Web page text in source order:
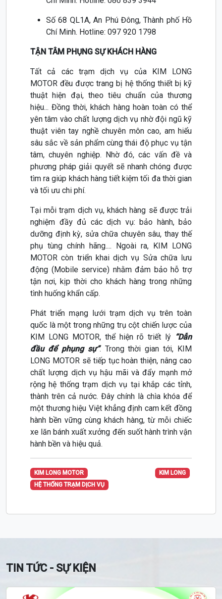
Số 68 QL1A, An Phú Đông, Thành phố Hồ
Chí Minh. Hotline: 097 920 1798
TẬN TÂM PHỤNG SỰ KHÁCH HÀNG
Tất cả các trạm dịch vụ của KIM LONG
MOTOR đều được trang bị hệ thống thiết bị kỹ
thuật hiện đại, theo tiêu chuẩn của thương
hiệu... Đồng thời, khách hàng hoàn toàn có thể
yên tâm vào chất lượng dịch vụ nhờ đội ngũ kỹ
thuật viên tay nghề chuyên môn cao, am hiểu
sâu sắc về sản phẩm cùng thái độ phục vụ tận
tâm, chuyên nghiệp. Nhờ đó, các vấn đề và
phương pháp giải quyết sẽ nhanh chóng được
tìm ra giúp khách hàng tiết kiệm tối đa thời gian
và tối ưu chi phí.
Tại mỗi trạm dịch vụ, khách hàng sẽ được trải
nghiệm đầy đủ các dịch vụ: bảo hành, bảo
dưỡng định kỳ, sửa chữa chuyên sâu, thay thế
phụ tùng chính hãng.... Ngoài ra, KIM LONG
MOTOR còn triển khai dịch vụ Sửa chữa lưu
động (Mobile service) nhằm đảm bảo hỗ trợ
tận nơi, kịp thời cho khách hàng trong những
tình huống khẩn cấp.
Phát triển mạng lưới trạm dịch vụ trên toàn
quốc là một trong những trụ cột chiến lược của
KIM LONG MOTOR, thể hiện rõ triết lý “Dẫn
đầu để phụng sự”. Trong thời gian tới, KIM
LONG MOTOR sẽ tiếp tục hoàn thiện, nâng cao
chất lượng dịch vụ hậu mãi và đẩy mạnh mở
rộng hệ thống trạm dịch vụ tại khắp các tỉnh,
thành trên cả nước. Đây chính là chìa khóa để
một thương hiệu Việt khẳng định cam kết đồng
hành bền vững cùng khách hàng, từ mỗi chiếc
xe lăn bánh xuất xưởng đến suốt hành trình vận
hành bền và hiệu quả.
KIM LONG MOTOR
KIM LONG
HỆ THỐNG TRẠM DỊCH VỤ
TIN TỨC - SỰ KIỆN